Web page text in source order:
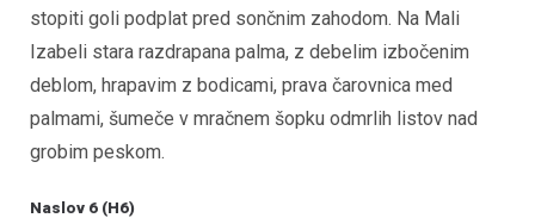
stopiti goli podplat pred sončnim zahodom. Na Mali
Izabeli stara razdrapana palma, z debelim izbočenim
deblom, hrapavim z bodicami, prava čarovnica med
palmami, šumeče v mračnem šopku odmrlih listov nad
grobim peskom.
Naslov 6 (H6)